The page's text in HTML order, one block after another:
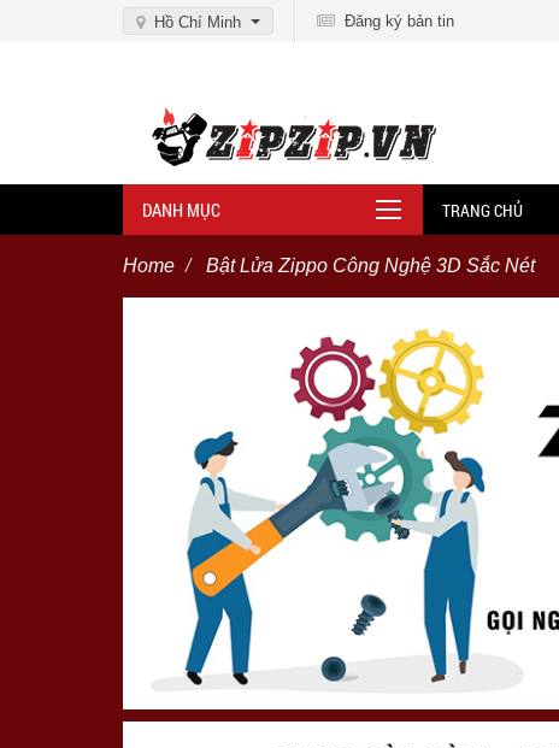
Hồ Chí Minh Đăng ký bản tin
DANH MỤC TRANG CHỦ
Home Bật Lửa Zippo Công Nghệ 3D Sắc Nét